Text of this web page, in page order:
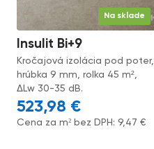
Na sklade
Insulit Bi+9
Kročajová izolácia pod poter,
hrúbka 9 mm, rolka 45 m²,
ΔLw 30-35 dB.
523,98 €
Cena za m² bez DPH:9,47€